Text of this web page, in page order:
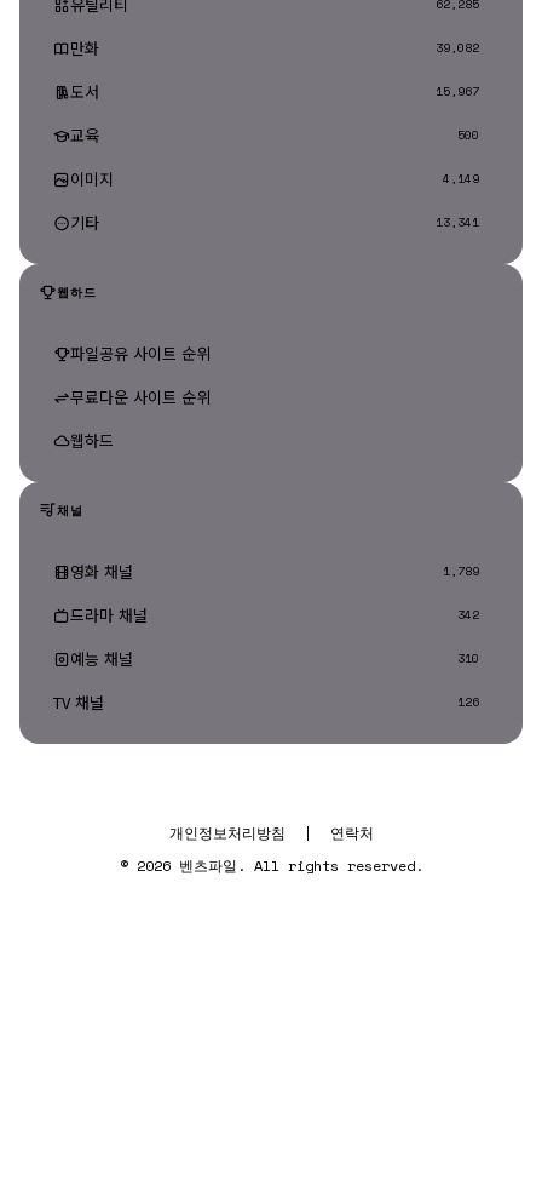
62,285
만화 39,082
도서 15,967
교육 500
이미지 4,149
기타 13,341
웹하드
파일공유 사이트 순위
무료다운 사이트 순위
웹하드
채널
영화 채널 1,789
드라마 채널 342
예능 채널 310
TV 채널 126
개인정보처리방침 |
연락처
© 2026 벤츠파일. All rights reserved.